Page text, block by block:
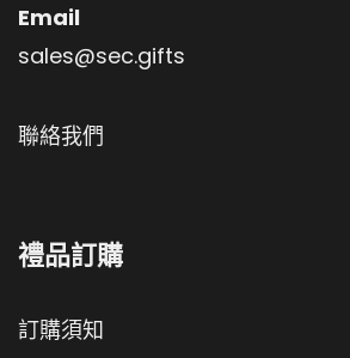
Email
sales@sec.gifts
聯絡我們
禮品訂購
訂購須知